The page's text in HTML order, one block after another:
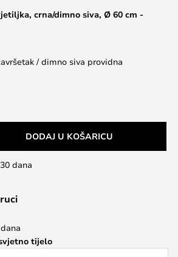
crna/dimno siva, Ø 60 cm -
/ dimno siva providna
DODAJ U KOŠARICU
dana
tijelo